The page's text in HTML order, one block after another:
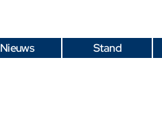
Nieuws Stand